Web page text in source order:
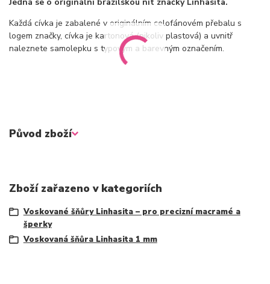
Každá cívka je zabalené v originálním celofánovém přebalu s
logem značky, cívka je kartonová (nikoliv plastová) a uvnitř
naleznete samolepku s typovým a barevným označením.
Původ zboží
Zboží zařazeno v kategoriích
Voskované šňůry Linhasita – pro precizní macramé a
šperky
Voskovaná šňůra Linhasita 1 mm